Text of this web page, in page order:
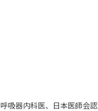
呼吸器内科医、日本医師会